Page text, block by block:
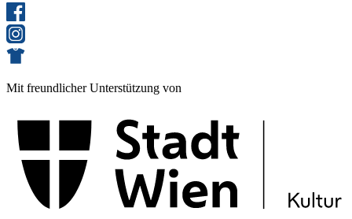
Mit freundlicher Unterstützung von